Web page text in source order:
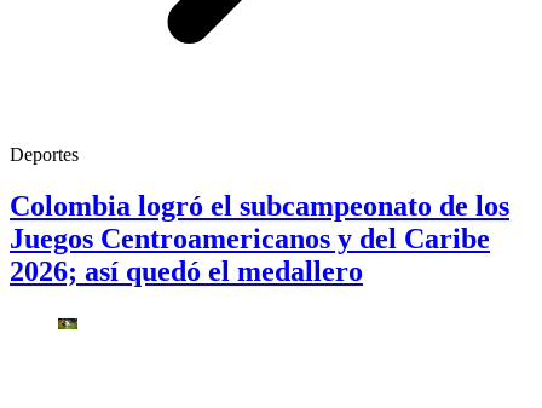
Deportes
Colombia logró el subcampeonato de los
Juegos Centroamericanos y del Caribe
2026; así quedó el medallero